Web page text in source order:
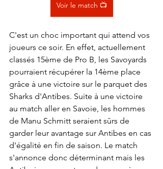
Voir le match 📺
C'est un choc important qui attend vos
joueurs ce soir. En effet, actuellement
classés 15ème de Pro B, les Savoyards
pourraient récupérer la 14ème place
grâce à une victoire sur le parquet des
Sharks d'Antibes. Suite à une victoire
au match aller en Savoie, les hommes
de Manu Schmitt seraient sûrs de
garder leur avantage sur Antibes en cas
d'égalité en fin de saison. Le match
s'annonce donc déterminant mais les